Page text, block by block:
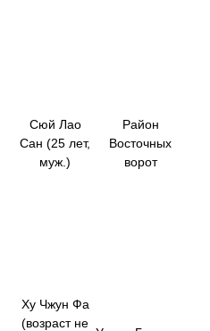
Сюй Лао
Сан (25 лет,
муж.)
Район
Восточных
ворот
Ху Чжун Фа
(возраст не